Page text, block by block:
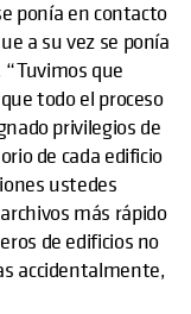
ponía en contacto
a su vez se ponía
que
todo el proceso
privilegios de
de cada edificio
ustedes
más rápido
de edificios no
accidentalmente,